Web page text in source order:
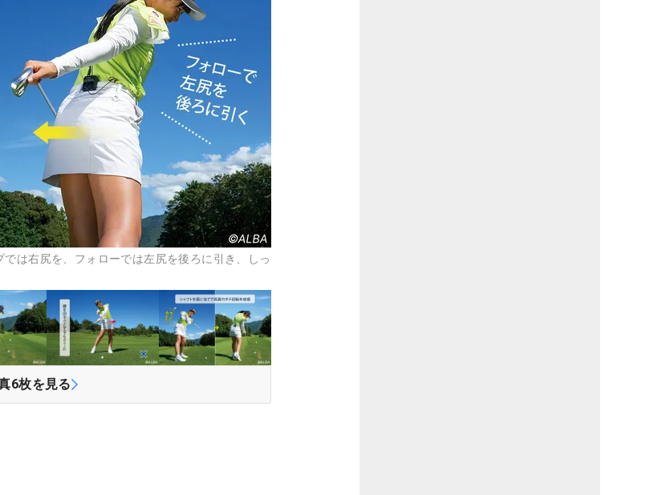
は右尻を、フォローでは左尻を後ろに引き、しっ
6枚を見る